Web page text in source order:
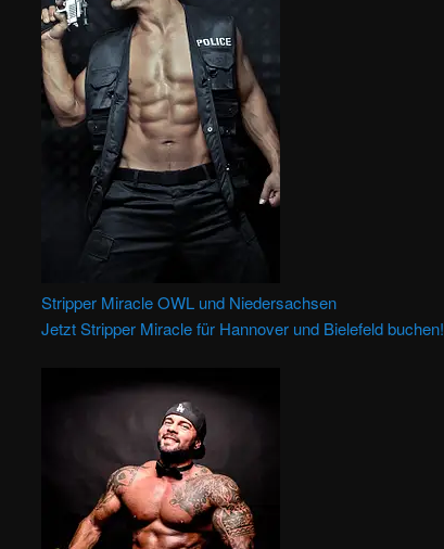
Stripper Miracle OWL und Niedersachsen
Jetzt Stripper Miracle für Hannover und Bielefeld buchen!